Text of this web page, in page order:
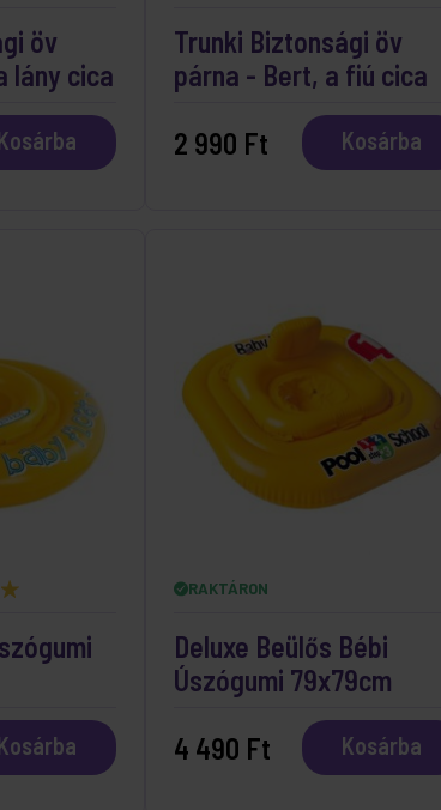
öv
lány cica
Trunki Biztonsági öv
párna - Bert, a fiú cica
2 990 Ft
Kosárba
RAKTÁRON
Deluxe Beülős Bébi
Úszógumi 79x79cm
4 490 Ft
Kosárba